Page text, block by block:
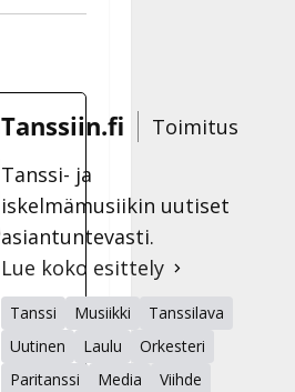
Tanssiin.fi
Toimitus
Tanssi- ja
iskelmämusiikin uutiset
asiantuntevasti.
Lue koko esittely
Tanssi Musiikki
Tanssilava
Uutinen
Laulu
Orkesteri
Paritanssi
Media
Viihde